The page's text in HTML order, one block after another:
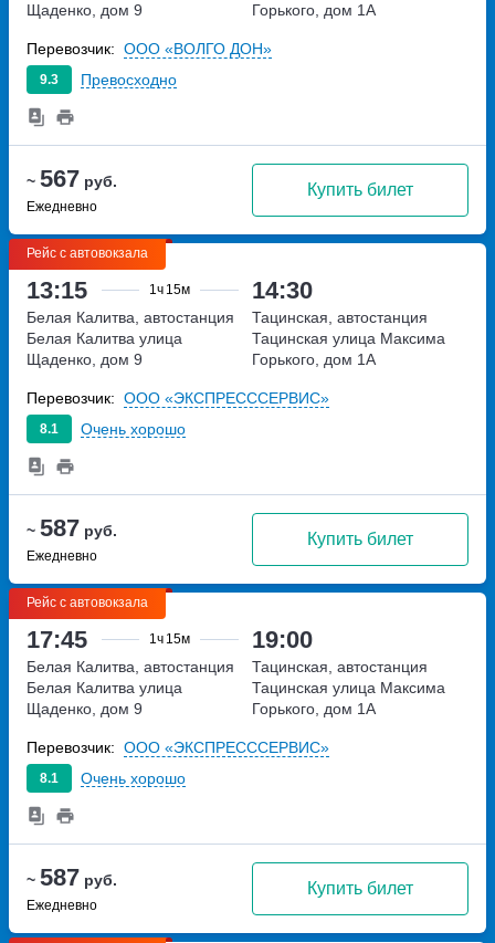
~ 567 руб.
Ежедневно
Купить билет
Щаденко, дом 9
Горького, дом 1А
9.3 Превосходно
Перевозчик: ООО «ВОЛГО ДОН»
Рейс с автовокзала
13:15 1ч 15м 14:30
~ 587 руб.
Ежедневно
Купить билет
Белая Калитва, автостанция
Белая Калитва улица
Щаденко, дом 9
Тацинская, автостанция
Тацинская улица Максима
Горького, дом 1А
8.1 Очень хорошо
Перевозчик: ООО «ЭКСПРЕСССЕРВИС»
Рейс с автовокзала
17:45 1ч 15м 19:00
~ 587 руб.
Ежедневно
Купить билет
Белая Калитва, автостанция
Белая Калитва улица
Щаденко, дом 9
Тацинская, автостанция
Тацинская улица Максима
Горького, дом 1А
8.1 Очень хорошо
Перевозчик: ООО «ЭКСПРЕСССЕРВИС»